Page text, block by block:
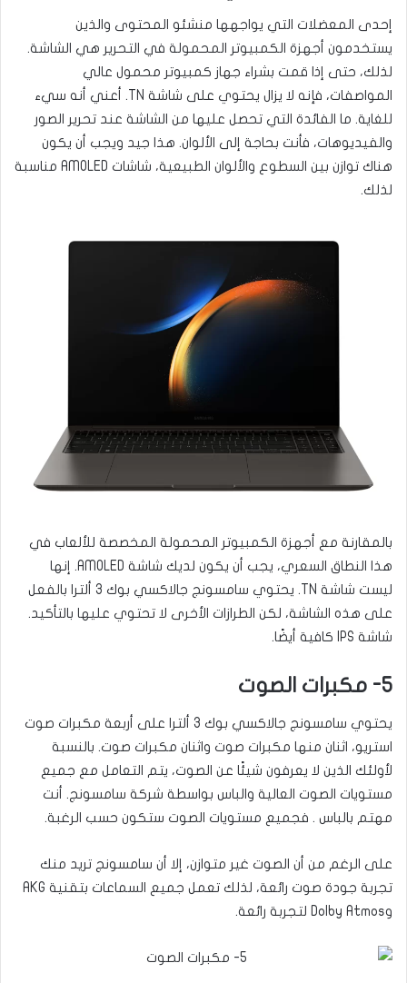
إحدى المعضلات التي يواجهها منشئو المحتوى والذين
يستخدمون أجهزة الكمبيوتر المحمولة في التحرير هي الشاشة.
لذلك، حتى إذا قمت بشراء جهاز كمبيوتر محمول عالي
المواصفات، فإنه لا يزال يحتوي على شاشة TN. أعني أنه سيء
للغاية. ما الفائدة التي تحصل عليها من الشاشة عند تحرير الصور
والفيديوهات، فأنت بحاجة إلى الألوان. هذا جيد ويجب أن يكون
هناك توازن بين السطوع والألوان الطبيعية، شاشات AMOLED مناسبة
لذلك.
بالمقارنة مع أجهزة الكمبيوتر المحمولة المخصصة للألعاب في
هذا النطاق السعري، يجب أن يكون لديك شاشة AMOLED. إنها
ليست شاشة TN. يحتوي سامسونج جالاكسي بوك 3 ألترا بالفعل
على هذه الشاشة، لكن الطرازات الأخرى لا تحتوي عليها بالتأكيد.
شاشة IPS كافية أيضًا.
5- مكبرات الصوت
يحتوي سامسونج جالاكسي بوك 3 ألترا على أربعة مكبرات صوت
استريو، اثنان منها مكبرات صوت واثنان مكبرات صوت. بالنسبة
لأولئك الذين لا يعرفون شيئًا عن الصوت، يتم التعامل مع جميع
مستويات الصوت العالية والباس بواسطة شركة سامسونج. أنت
مهتم بالباس . فجميع مستويات الصوت ستكون حسب الرغبة.
على الرغم من أن الصوت غير متوازن، إلا أن سامسونج تريد منك
تجربة جودة صوت رائعة، لذلك تعمل جميع السماعات بتقنية AKG
وDolby Atmos لتجربة رائعة.